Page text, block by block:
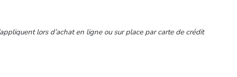
lors d’achat en ligne ou sur place par carte de crédit